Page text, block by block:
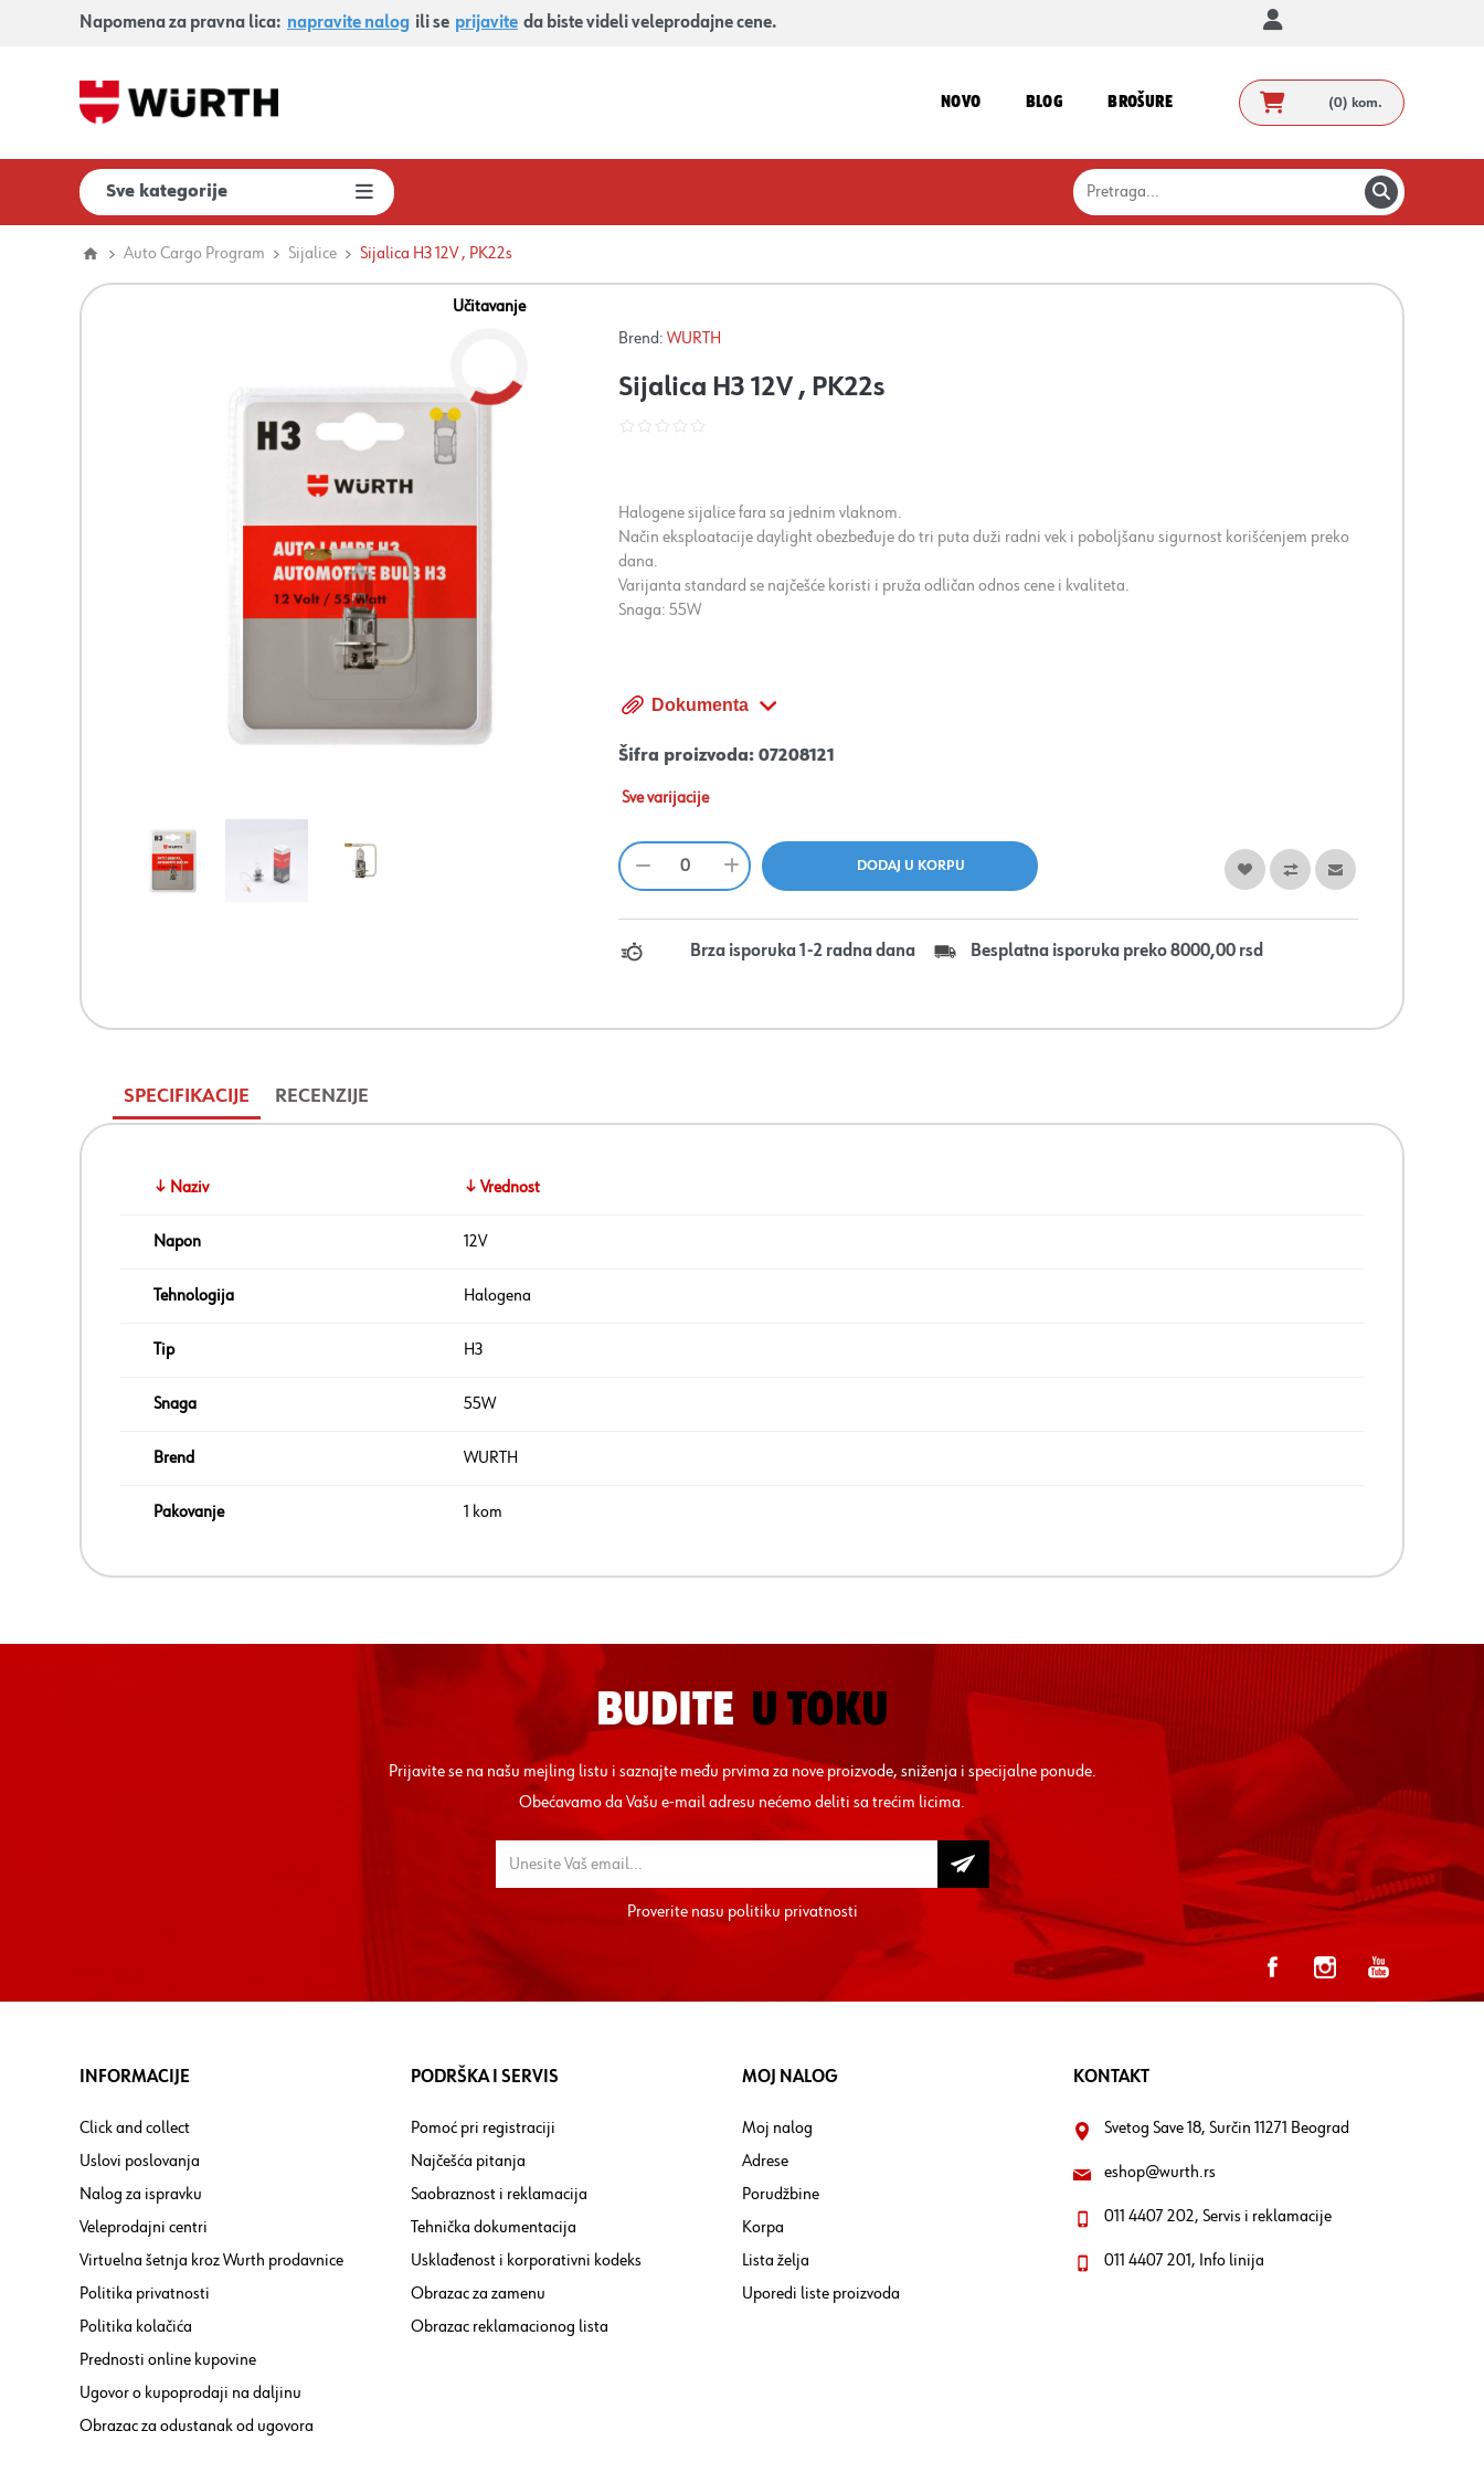
Napomena za pravna lica: napravite nalog ili se prijavite da biste videli veleprodajne cene.
NOVO BLOG BROŠURE (0) kom.
Sve kategorije
Auto Cargo Program Sijalice Sijalica H3 12V , PK22s
Učitavanje
Brend: WURTH
Sijalica H3 12V , PK22s
Halogene sijalice fara sa jednim vlaknom.
Način eksploatacije daylight obezbeđuje do tri puta duži radni vek i poboljšanu sigurnost korišćenjem preko
dana.
Varijanta standard se najčešće koristi i pruža odličan odnos cene i kvaliteta.
Snaga: 55W
Dokumenta
Šifra proizvoda: 07208121
Sve varijacije
Brza isporuka 1-2 radna dana Besplatna isporuka preko 8000,00 rsd
SPECIFIKACIJE RECENZIJE
↓ Naziv ↓ Vrednost
Napon 12V
Tehnologija Halogena
Tip H3
Snaga 55W
Brend WURTH
Pakovanje 1 kom
BUDITE U TOKU
Prijavite se na našu mejling listu i saznajte među prvima za nove proizvode, sniženja i specijalne ponude.
Obećavamo da Vašu e-mail adresu nećemo deliti sa trećim licima.
Proverite nasupolitiku privatnosti
INFORMACIJE
Click and collect
Uslovi poslovanja
Nalog za ispravku
Veleprodajni centri
Virtuelna šetnja kroz Wurth prodavnice
Politika privatnosti
Politika kolačića
Prednosti online kupovine
Ugovor o kupoprodaji na daljinu
Obrazac za odustanak od ugovora
PODRŠKA I SERVIS
Pomoć pri registraciji
Najčešća pitanja
Saobraznost i reklamacija
Tehnička dokumentacija
Usklađenost i korporativni kodeks
Obrazac za zamenu
Obrazac reklamacionog lista
MOJ NALOG
Moj nalog
Adrese
Porudžbine
Korpa
Lista želja
Uporedi liste proizvoda
KONTAKT
Svetog Save 18, Surčin 11271 Beograd
eshop@wurth.rs
011 4407 202, Servis i reklamacije
011 4407 201, Info linija